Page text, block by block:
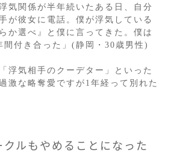
気関係が半年続いたある日、自分
が彼女に電話。僕が浮気している
か選べ』と僕に言ってきた。僕は
間付き合った」(静岡・30歳男性)
浮気相手のクーデター」といった
激な略奪愛ですが1年経って別れた
ルもやめることになった